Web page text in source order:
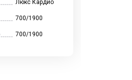
Люкс Кардио
700/1900
700/1900